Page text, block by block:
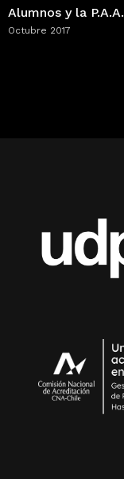
Alumnos y la P.A.A.
Octubre 2017